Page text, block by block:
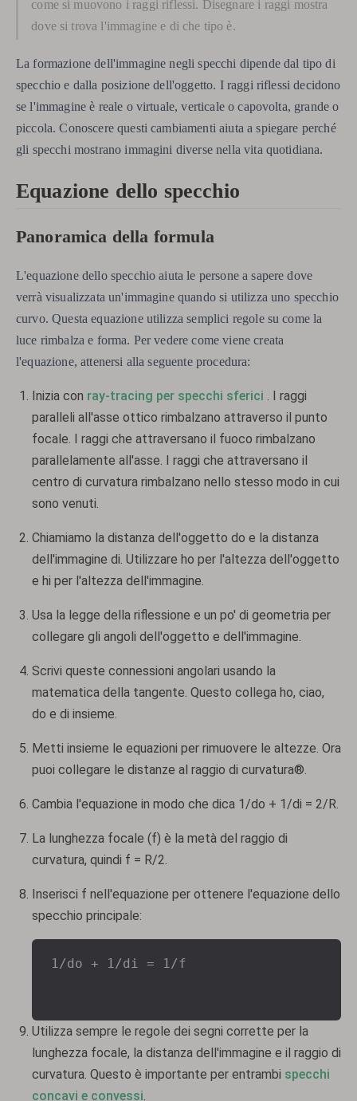
come si muovono i raggi riflessi. Disegnare i raggi mostra
dove si trova l'immagine e di che tipo è.
La formazione dell'immagine negli specchi dipende dal tipo di
specchio e dalla posizione dell'oggetto. I raggi riflessi decidono
se l'immagine è reale o virtuale, verticale o capovolta, grande o
piccola. Conoscere questi cambiamenti aiuta a spiegare perché
gli specchi mostrano immagini diverse nella vita quotidiana.
Equazione dello specchio
Panoramica della formula
L'equazione dello specchio aiuta le persone a sapere dove
verrà visualizzata un'immagine quando si utilizza uno specchio
curvo. Questa equazione utilizza semplici regole su come la
luce rimbalza e forma. Per vedere come viene creata
l'equazione, attenersi alla seguente procedura:
Inizia con ray-tracing per specchi sferici
. I raggi
paralleli all'asse ottico rimbalzano attraverso il punto
focale. I raggi che attraversano il fuoco rimbalzano
parallelamente all'asse. I raggi che attraversano il
centro di curvatura rimbalzano nello stesso modo in cui
sono venuti.
Chiamiamo la distanza dell'oggetto do e la distanza
dell'immagine di. Utilizzare ho per l'altezza dell'oggetto
e hi per l'altezza dell'immagine.
Usa la legge della riflessione e un po' di geometria per
collegare gli angoli dell'oggetto e dell'immagine.
Scrivi queste connessioni angolari usando la
matematica della tangente. Questo collega ho, ciao,
do e di insieme.
Metti insieme le equazioni per rimuovere le altezze. Ora
puoi collegare le distanze al raggio di curvatura®.
Cambia l'equazione in modo che dica 1/do + 1/di = 2/R.
La lunghezza focale (f) è la metà del raggio di
curvatura, quindi f = R/2.
Inserisci f nell'equazione per ottenere l'equazione dello
specchio principale:
1/do + 1/di = 1/f
Utilizza sempre le regole dei segni corrette per la
lunghezza focale, la distanza dell'immagine e il raggio di
curvatura. Questo è importante per entrambi specchi
concavi e convessi.